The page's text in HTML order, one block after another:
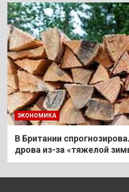
ЭКОНОМИКА
В Британии
дрова из-за «тяжелой